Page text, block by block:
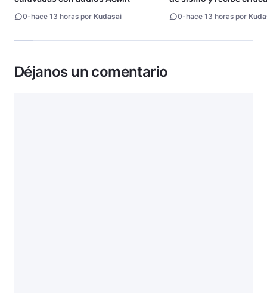
0-hace 13 horas por Kudasai 0-hace 13 horas por
Déjanos un comentario